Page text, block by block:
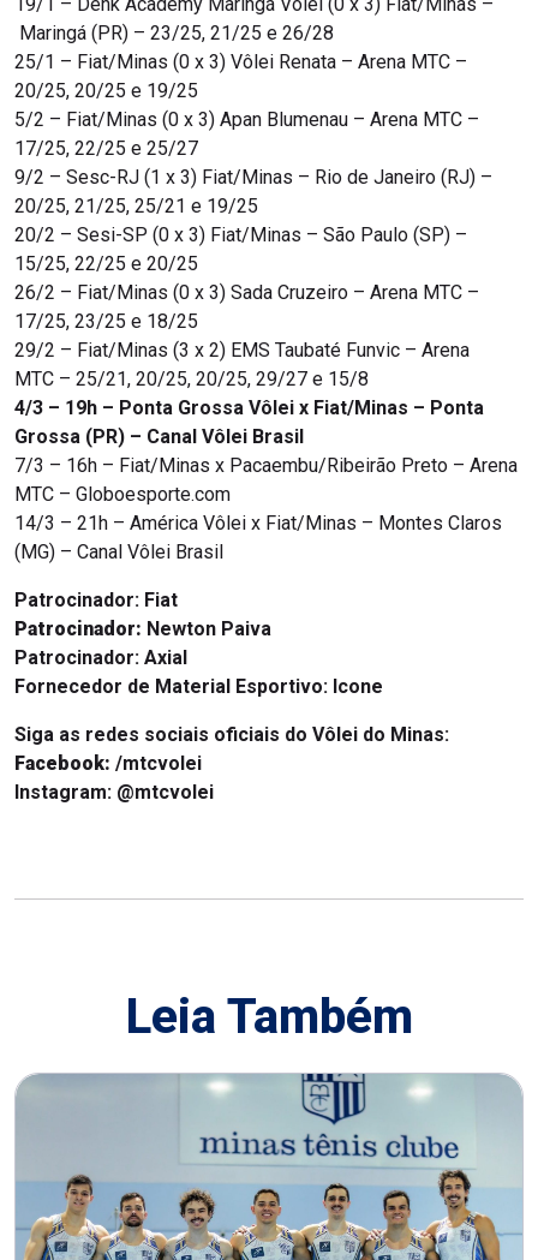
Maringá (PR) – 23/25, 21/25 e 26/28
25/1 – Fiat/Minas (0 x 3) Vôlei Renata – Arena MTC –
20/25, 20/25 e 19/25
5/2 – Fiat/Minas (0 x 3) Apan Blumenau – Arena MTC –
17/25, 22/25 e 25/27
9/2 – Sesc-RJ (1 x 3) Fiat/Minas – Rio de Janeiro (RJ) –
20/25, 21/25, 25/21 e 19/25
20/2 – Sesi-SP (0 x 3) Fiat/Minas – São Paulo (SP) –
15/25, 22/25 e 20/25
26/2 – Fiat/Minas (0 x 3) Sada Cruzeiro – Arena MTC –
17/25, 23/25 e 18/25
29/2 – Fiat/Minas (3 x 2) EMS Taubaté Funvic – Arena
MTC – 25/21, 20/25, 20/25, 29/27 e 15/8
4/3 – 19h – Ponta Grossa Vôlei x Fiat/Minas – Ponta
Grossa (PR) – Canal Vôlei Brasil
7/3 – 16h – Fiat/Minas x Pacaembu/Ribeirão Preto – Arena
MTC – Globoesporte.com
14/3 – 21h – América Vôlei x Fiat/Minas – Montes Claros
(MG) – Canal Vôlei Brasil
Patrocinador: Fiat
Patrocinador: Newton Paiva
Patrocinador: Axial
Fornecedor de Material Esportivo: Icone
Siga as redes sociais oficiais do Vôlei do Minas:
Facebook: /mtcvolei
Instagram: @mtcvolei
Leia Também